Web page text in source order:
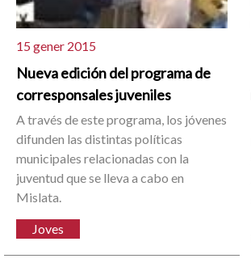
15 gener 2015
Nueva edición del programa de
corresponsales juveniles
A través de este programa, los jóvenes
difunden las distintas políticas
municipales relacionadas con la
juventud que se lleva a cabo en
Mislata.
Joves